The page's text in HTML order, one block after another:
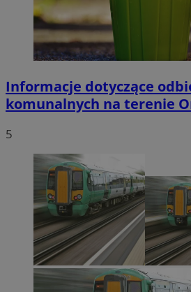
Informacje dotyczące
komunalnych na terenie
5